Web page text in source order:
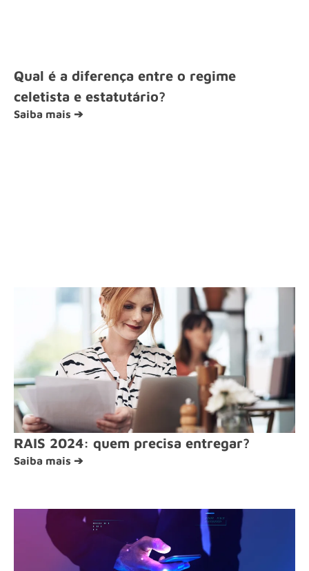
Qual é a diferença entre o regime
celetista e estatutário?
Saiba mais ➔
RAIS 2024: quem precisa entregar?
Saiba mais ➔